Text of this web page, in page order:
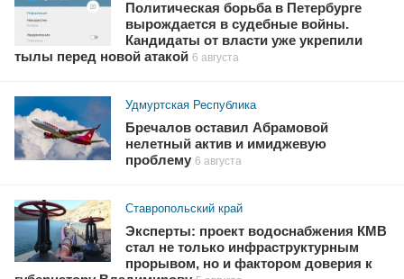
Политическая борьба в Петербурге
вырождается в судебные войны.
Кандидаты от власти уже укрепили
тылы перед новой атакой 6 августа
Удмуртская Республика
Бречалов оставил Абрамовой
нелетный актив и имиджевую
проблему 6 августа
Ставропольский край
Эксперты: проект водоснабжения КМВ
стал не только инфраструктурным
прорывом, но и фактором доверия к